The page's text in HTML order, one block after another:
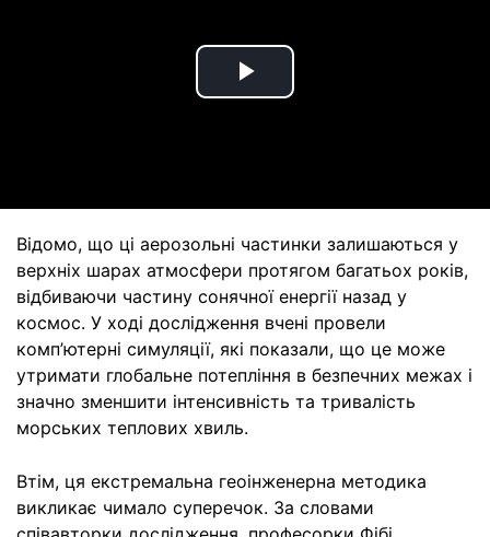
Play
Відомо, що ці аерозольні частинки залишаються у
верхніх шарах атмосфери протягом багатьох років,
відбиваючи частину сонячної енергії назад у
космос. У ході дослідження вчені провели
комп’ютерні симуляції, які показали, що це може
утримати глобальне потепління в безпечних межах і
значно зменшити інтенсивність та тривалість
морських теплових хвиль.
Втім, ця екстремальна геоінженерна методика
викликає чимало суперечок. За словами